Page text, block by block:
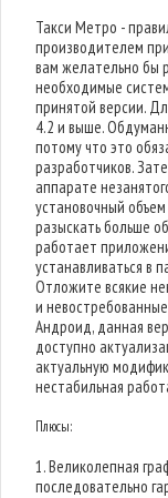
Такси Метро -
производителем
вам желательно бы
необходимые
принятой версии.
4.2 и выше.
потому что это
разработчиков.
аппарате
установочный
разыскать больше
работает
устанавливаться в
Отложите всякие
и
Андроид, данная
доступно
актуальную
нестабильная
Плюсы:
1. Великолепная
последовательно